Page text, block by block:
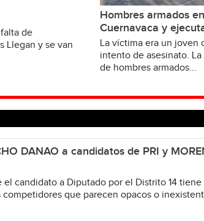
Hombres armados
Cuernavaca y
La víctima era un joven
intento de asesinato.
de hombres armados...
de
Llegan y se van
DANAO a candidatos de PRI y
el candidato a Diputado por el Distrito 14
competidores que parecen opacos o